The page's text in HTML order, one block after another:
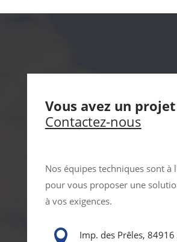
Vous avez un projet
Contactez-nous
Nos équipes techniques sont à
pour vous proposer une
à vos exigences.
 Imp. des Prêles,